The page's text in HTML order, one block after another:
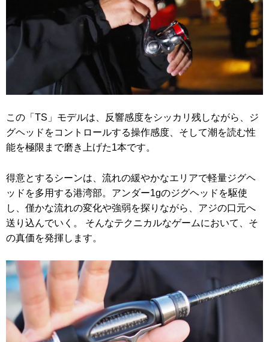
この「TS」モデルは、反響感度をシッカリ残しながら、ジ
グヘッドをコントロールする操作感度、そして潮を読む性
能を極限まで磨き上げた1本です。
得意とするシーンは、流れの緩やかなエリアで軽量ジグヘ
ッドを多用する港湾部。アンダー1gのジグヘッドを駆使
し、僅かな流れの変化や強弱を探りながら、アジの口元へ
送り込んでいく。 そんなテクニカルなゲームにおいて、そ
の真価を発揮します。